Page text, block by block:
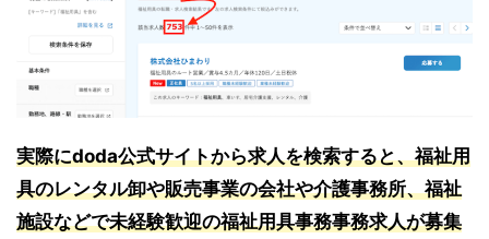
実際にdoda公式サイトから求人を検索すると、福祉用
具のレンタル卸や販売事業の会社や介護事務所、福祉
施設などで未経験歓迎の福祉用具事務事務求人が募集